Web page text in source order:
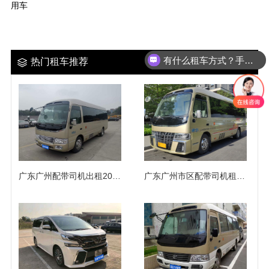
用车
热门租车推荐
广东广州配带司机出租20座豪华航空座椅双办公台考斯特中巴商务客车
有什么租车方式？手续麻烦吗？